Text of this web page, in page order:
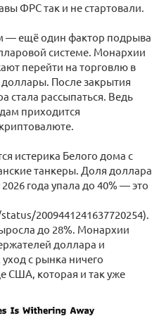
ФРС так и не стартовали.
— ещё один фактор подрыва
системе. Монархии
перейти на торговлю в
доллары. После закрытия
стала рассыпаться. Ведь
приходится
истерика Белого дома с
танкеры. Доля доллара
года упала до 40% — это
2009441241637720254).
до 28%. Монархии
доллара и
с рынка ничего
США, которая и так уже